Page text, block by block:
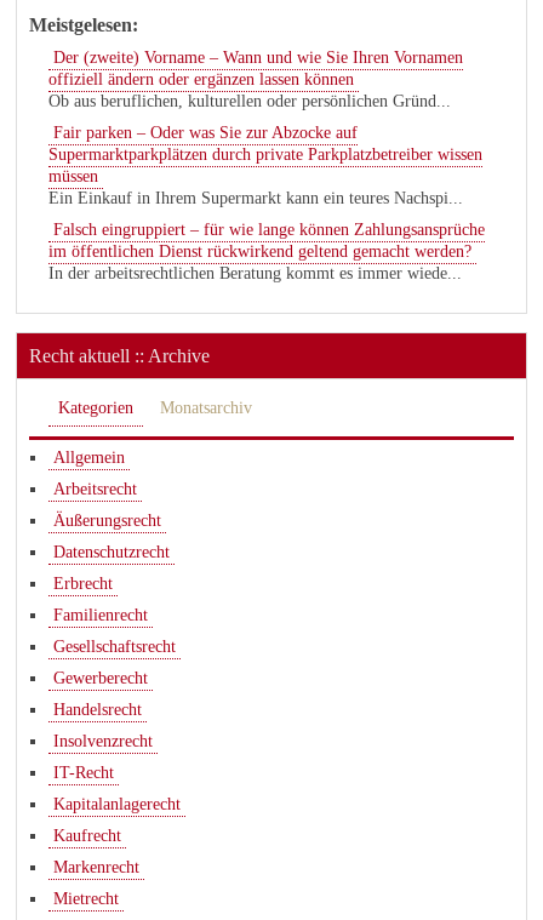
Meistgelesen:
Der (zweite) Vorname – Wann und wie Sie Ihren Vornamen
offiziell ändern oder ergänzen lassen können
Ob aus beruflichen, kulturellen oder persönlichen Gründ...
Fair parken – Oder was Sie zur Abzocke auf
Supermarktparkplätzen durch private Parkplatzbetreiber wissen
müssen
Ein Einkauf in Ihrem Supermarkt kann ein teures Nachspi...
Falsch eingruppiert – für wie lange können Zahlungsansprüche
im öffentlichen Dienst rückwirkend geltend gemacht werden?
In der arbeitsrechtlichen Beratung kommt es immer wiede...
Recht aktuell :: Archive
Kategorien Monatsarchiv
Allgemein
Arbeitsrecht
Äußerungsrecht
Datenschutzrecht
Erbrecht
Familienrecht
Gesellschaftsrecht
Gewerberecht
Handelsrecht
Insolvenzrecht
IT-Recht
Kapitalanlagerecht
Kaufrecht
Markenrecht
Mietrecht